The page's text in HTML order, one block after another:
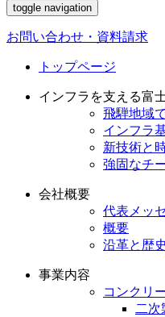
toggle navigation
お問い合わせ・資料請求
トップページ
インフラを支える富
飛騨地域
インフラ
新技術と
強固なチ
会社概要
代表メッ
概要
沿革と歴史
事業内容
コンクリ
二次